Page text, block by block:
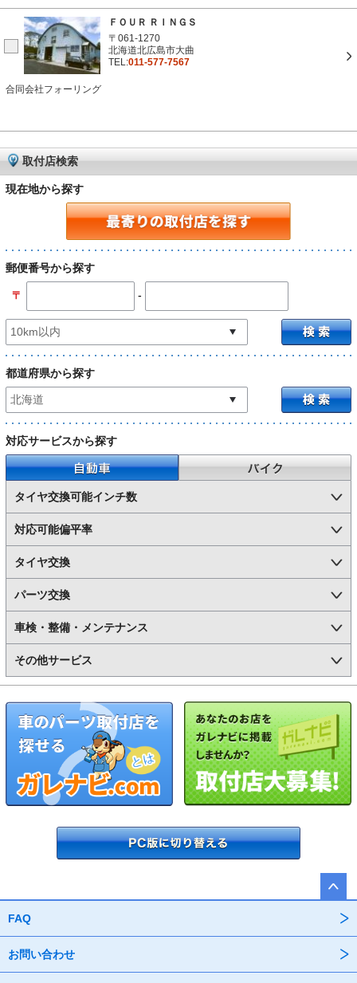
ＦＯＵＲ ＲＩＮＧＳ
〒061-1270
北海道北広島市大曲
TEL:011-577-7567
合同会社フォーリング
取付店検索
現在地から探す
郵便番号から探す
〒 -
都道府県から探す
対応サービスから探す
自動車
タイヤ交換可能インチ数
対応可能偏平率
タイヤ交換
パーツ交換
車検・整備・メンテナンス
その他サービス
FAQ
お問い合わせ